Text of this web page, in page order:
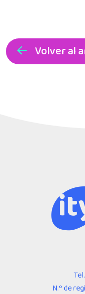
Volver al
N.º de